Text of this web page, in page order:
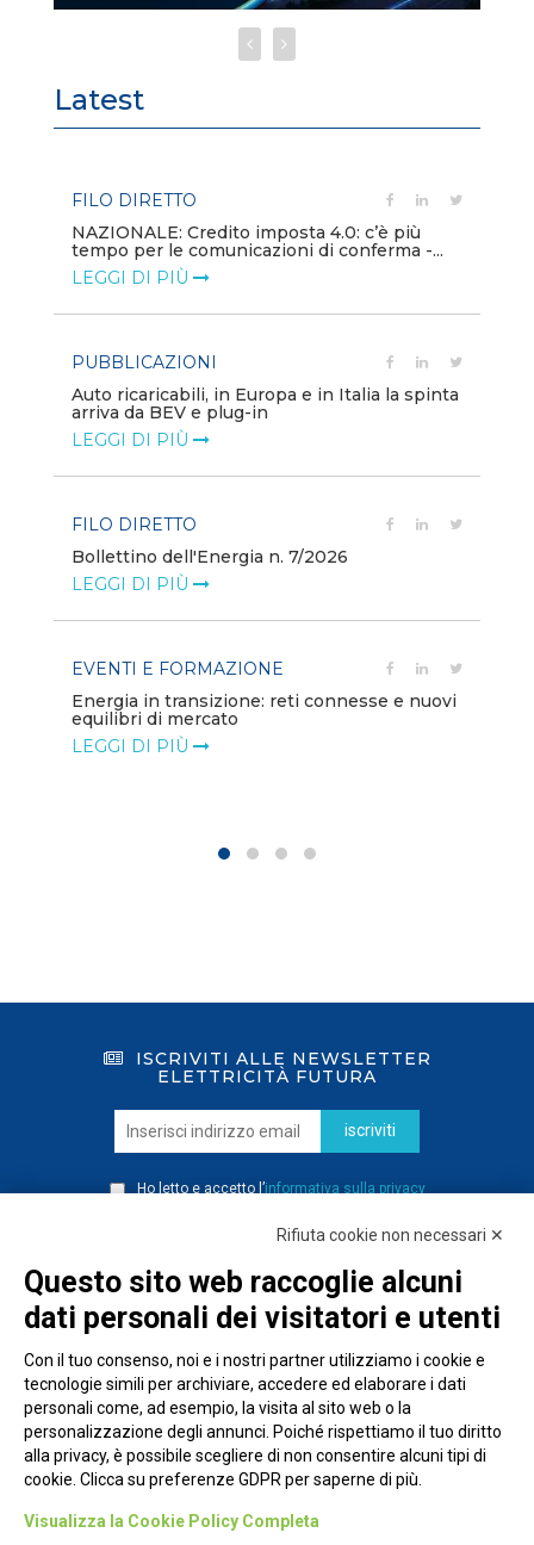
Latest
FILO DIRETTO
NAZIONALE: Credito imposta 4.0: c’è più
tempo per le comunicazioni di conferma -...
LEGGI DI PIÙ
PUBBLICAZIONI
Auto ricaricabili, in Europa e in Italia la spinta
arriva da BEV e plug-in
LEGGI DI PIÙ
FILO DIRETTO
Bollettino dell'Energia n. 7/2026
LEGGI DI PIÙ
EVENTI E FORMAZIONE
Energia in transizione: reti connesse e nuovi
equilibri di mercato
LEGGI DI PIÙ
ISCRIVITI ALLE NEWSLETTER
ELETTRICITÀ FUTURA
iscriviti
Ho letto e accetto l’informativa sulla privacy
Piazza Alessandria, 24 - 00198 Roma
Rifiuta cookie non necessari ✕
Questo sito web raccoglie alcuni
dati personali dei visitatori e utenti
Con il tuo consenso, noi e i nostri partner utilizziamo i cookie e
tecnologie simili per archiviare, accedere ed elaborare i dati
personali come, ad esempio, la visita al sito web o la
personalizzazione degli annunci. Poiché rispettiamo il tuo diritto
alla privacy, è possibile scegliere di non consentire alcuni tipi di
cookie. Clicca su preferenze GDPR per saperne di più.
Visualizza la Cookie Policy Completa